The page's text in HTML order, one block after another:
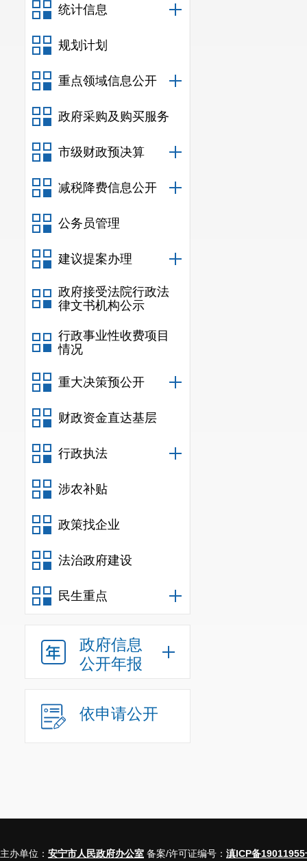
统计信息
规划计划
重点领域信息公开
政府采购及购买服务
市级财政预决算
减税降费信息公开
公务员管理
建议提案办理
政府接受法院行政法
律文书机构公示
行政事业性收费项目
情况
重大决策预公开
财政资金直达基层
行政执法
涉农补贴
政策找企业
法治政府建设
民生重点
政府信息
公开年报
依申请公开
主办单位： 安宁市人民政府办公室 备案/许可证编号： 滇ICP备